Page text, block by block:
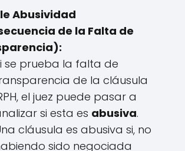
Abusividad
de la Falta de
se prueba la falta de
de la cláusula
el juez puede pasar a
si esta es abusiva.
cláusula es abusiva si, no
sido negociada